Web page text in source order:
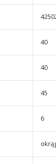
40
40
45
6